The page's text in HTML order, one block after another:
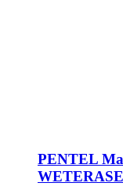
PENTEL